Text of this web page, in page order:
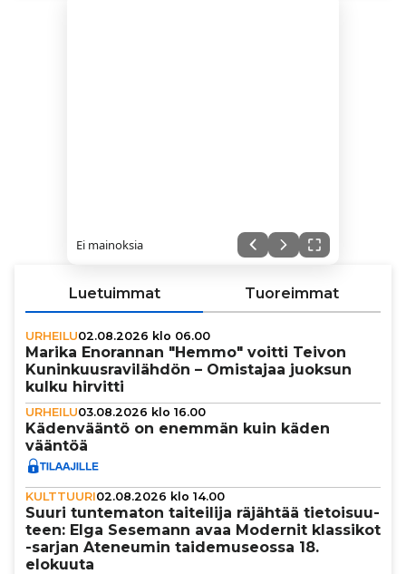
Ei mainoksia
Luetuimmat Tuoreimmat
URHEILU02.08.2026 klo 06.00
Marika Enorannan "Hemmo" voitti Teivon
Kunin­kuus­ra­vi­läh­dön – Omistajaa juoksun
kulku hirvitti
URHEILU03.08.2026 klo 16.00
Käden­vääntö on enemmän kuin käden
vääntöä
KULTTUURI02.08.2026 klo 14.00
Suuri tun­te­ma­ton tai­tei­lija räjähtää tie­toi­suu­
teen: Elga Sesemann avaa Modernit klassikot
-sarjan Ateneumin tai­de­mu­se­ossa 18.
elokuuta